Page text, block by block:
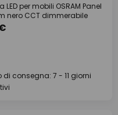
per mobili OSRAM Panel
nero CCT dimmerabile
di consegna: 7 - 11 giorni